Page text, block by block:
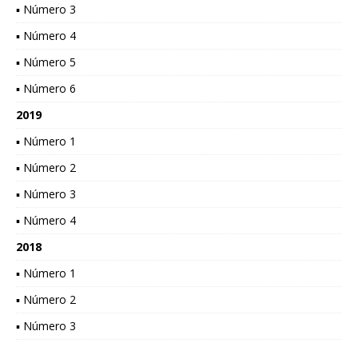
▪ Número 3
▪ Número 4
▪ Número 5
▪ Número 6
2019
▪ Número 1
▪ Número 2
▪ Número 3
▪ Número 4
2018
▪ Número 1
▪ Número 2
▪ Número 3